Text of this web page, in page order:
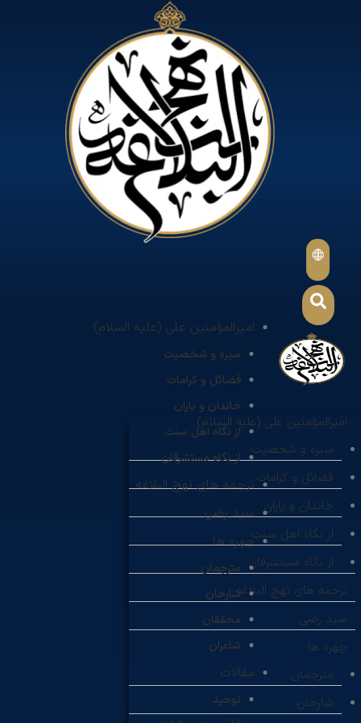
امیرالمؤمنین علی (علیه السلام)
سیره و شخصیت
فضائل و کرامات
خاندان و یاران
از نگاه اهل سنت
از نگاه مستشرقان
ترجمه های نهج البلاغه
سید رضی
چهره ها
مترجمان
شارحان
محققان
شاعران
مقالات
توحید
امیرالمؤمنین علی (علیه السلام)
سیره و شخصیت
فضائل و کرامات
خاندان و یاران
از نگاه اهل سنت
از نگاه مستشرقان
ترجمه های نهج البلاغه
سید رضی
چهره ها
مترجمان
شارحان